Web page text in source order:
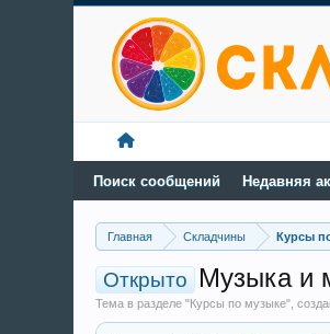
Главная Складчины Курсы
Открыто Музыка и
Тема в разделе "Курсы по музыке",
Поиск сообщений Недавняя